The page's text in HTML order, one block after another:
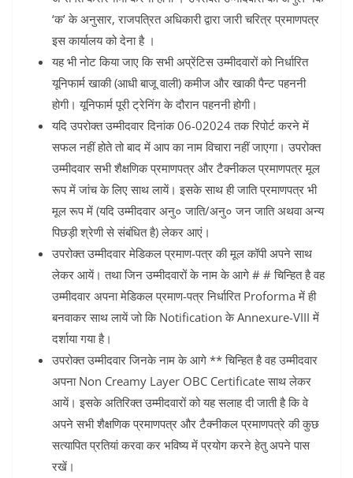
‘क’ के अनुसार, राजपत्रित अधिकारी द्वारा जारी चरित्र प्रमाणपत्र
इस कार्यालय को देना है ।
यह भी नोट किया जाए कि सभी अप्रेंटिस उम्मीदवारों को निर्धारित
यूनिफार्म खाकी (आधी बाजू वाली) कमीज और खाकी पैन्ट पहननी
होगी। यूनिफार्म पूरी ट्रेनिंग के दौरान पहननी होगी।
यदि उपरोक्त उम्मीदवार दिनांक 06-02024 तक रिपोर्ट करने में
सफल नहीं होते तो बाद में आप का नाम विचारा नहीं जाएगा। उपरोक्त
उम्मीदवार सभी शैक्षणिक प्रमाणपत्र और टैक्नीकल प्रमाणपत्र मूल
रूप में जांच के लिए साथ लायें। इसके साथ ही जाति प्रमाणपत्र भी
मूल रूप में (यदि उम्मीदवार अनु० जाति/अनु० जन जाति अथवा अन्य
पिछड़ी श्रेणी से संबंधित है) लेकर आएं।
उपरोक्त उम्मीदवार मेडिकल प्रमाण-पत्र की मूल कॉपी अपने साथ
लेकर आयें। तथा जिन उम्मीदवारों के नाम के आगे # # चिन्हित है वह
उम्मीदवार अपना मेडिकल प्रमाण-पत्र निर्धारित Proforma में ही
बनवाकर साथ लायें जो कि Notification के Annexure-VIII में
दर्शाया गया है।
उपरोक्त उम्मीदवार जिनके नाम के आगे ** चिन्हित है वह उम्मीदवार
अपना Non Creamy Layer OBC Certificate साथ लेकर
आयें। इसके अतिरिक्त उम्मीदवारों को यह सलाह दी जाती है कि वे
अपने सभी शैक्षणिक प्रमाणपत्र और टैक्नीकल प्रमाणपत्रे की कुछ
सत्यापित प्रतियां करवा कर भविष्य में प्रयोग करने हेतु अपने पास
रखें।